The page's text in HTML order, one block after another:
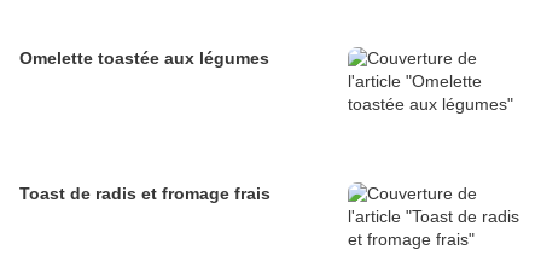
Omelette toastée aux légumes
Toast de radis et fromage frais